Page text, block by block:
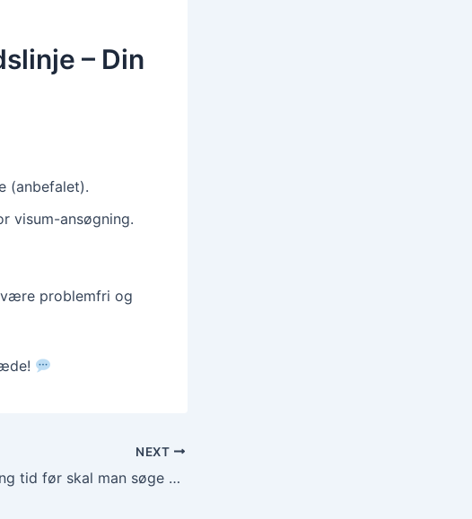
– Din
(anbefalet).
visum-ansøgning.
være problemfri og
NEXT
Hvor lang tid før skal man søge visum til Cambodja?